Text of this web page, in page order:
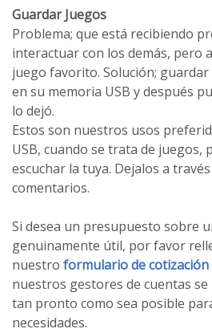
Guardar Juegos
Problema; que está recibiendo
interactuar con los demás, pero
juego favorito. Solución;
en su memoria USB y después
lo dejó.
Estos son nuestros usos
USB, cuando se trata de juegos,
escuchar la tuya. Dejalos a
comentarios.
Si desea un presupuesto sobre
genuinamente útil, por favor
nuestro formulario de
nuestros gestores de cuentas
tan pronto como sea posible
necesidades.